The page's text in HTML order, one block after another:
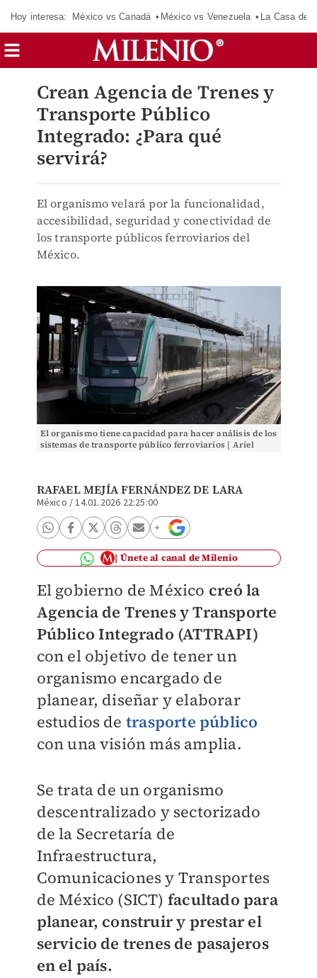
Hoy interesa: México vs Canadá México vs Venezuela La Casa de
Crean Agencia de Trenes y
Transporte Público
Integrado: ¿Para qué
servirá?
El organismo velará por la funcionalidad,
accesibilidad, seguridad y conectividad de
los transporte públicos ferroviarios del
México.
El organismo tiene capacidad para hacer análisis de los
sistemas de transporte público ferroviarios | Ariel
RAFAEL MEJÍA FERNÁNDEZ DE LARA
México /14.01.2026 22:25:00
Únete al canal de Milenio
El gobierno de México creó la
Agencia de Trenes y Transporte
Público Integrado (ATTRAPI)
con el objetivo de tener un
organismo encargado de
planear, diseñar y elaborar
estudios de trasporte público
con una visión más amplia.
Se trata de un organismo
descentralizado y sectorizado
de la Secretaría de
Infraestructura,
Comunicaciones y Transportes
de México (SICT) facultado para
planear, construir y prestar el
servicio de trenes de pasajeros
en el país.